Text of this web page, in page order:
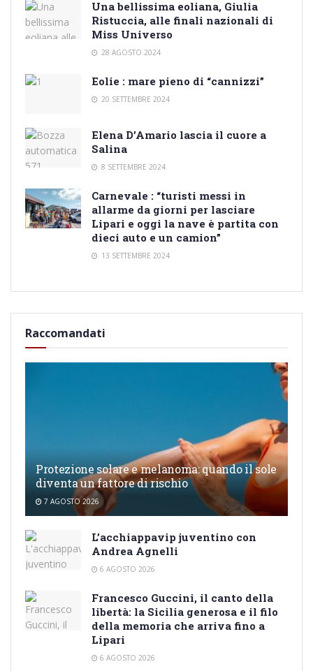
Una bellissima eoliana, Giulia
Ristuccia, alle finali nazionali di
Miss Universo
28 AGOSTO 2024
Eolie : mare pieno di “cannizzi”
20 SETTEMBRE 2024
Elena D’Amario lascia il cuore a
Salina
8 SETTEMBRE 2024
Carnevale : “turisti messi in
allarme da giorni per lasciare
Lipari e oggi la nave è partita con
dieci auto e un camion”
13 SETTEMBRE 2024
Raccomandati
Protezione solare e melanoma: quando il sole
diventa un fattore di rischio
7 AGOSTO 2026
L’acchiappavip juventino con
Andrea Agnelli
6 AGOSTO 2026
Francesco Guccini, il canto della
libertà: la Sicilia generosa e il filo
della memoria che arriva fino a
Lipari
6 AGOSTO 2026